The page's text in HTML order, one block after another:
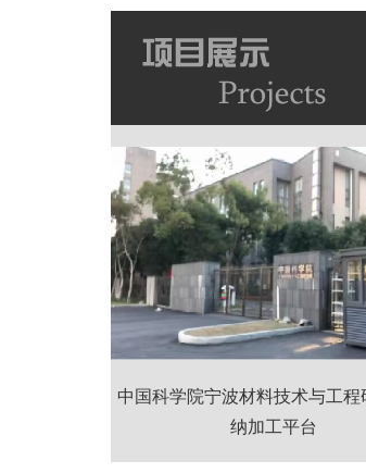
中国科学院宁波材料技术与工程
纳加工平台